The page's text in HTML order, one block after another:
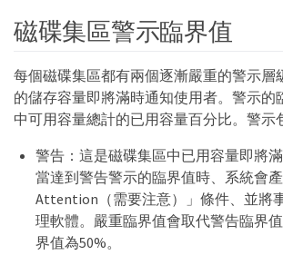
磁碟集區警示臨界值
每個磁碟集區都有兩個逐漸嚴重的警示層
的儲存容量即將滿時通知使用者。警示的
中可用容量總計的已用容量百分比。警示
警告：這是磁碟集區中已用容量即將滿
當達到警告警示的臨界值時、系統會
Attention（需要注意）」條件、並將
理軟體。嚴重臨界值會取代警告臨界
界值為50%。